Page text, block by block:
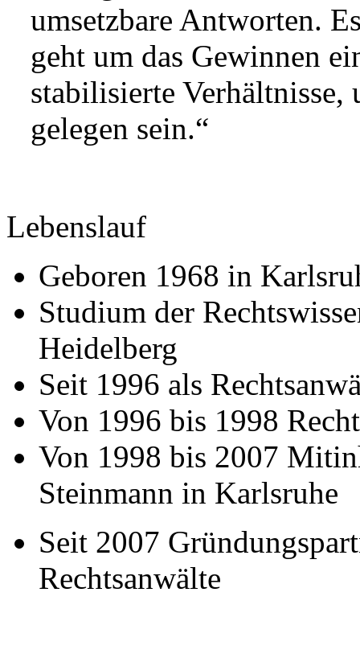
umsetzbare Antworten.
geht um das Gewinnen
stabilisierte Verhältnisse,
gelegen sein.“
Lebenslauf
Geboren 1968 in
Studium der
Heidelberg
Seit 1996 als
Von 1996 bis 1998
Von 1998 bis 2007
Steinmann in Karlsruhe
Seit 2007
Rechtsanwälte